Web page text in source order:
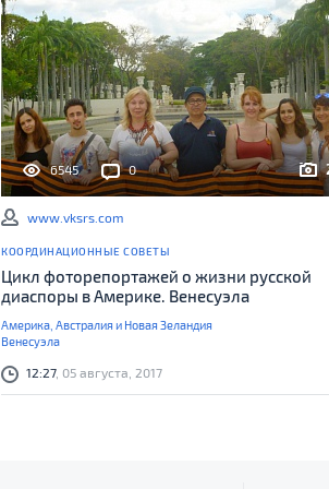
6545 0
www.vksrs.com
КООРДИНАЦИОННЫЕ СОВЕТЫ
Цикл фоторепортажей о жизни русской
диаспоры в Америке. Венесуэла
Америка, Австралия и Новая Зеландия
Венесуэла
12:27, 05 августа, 2017